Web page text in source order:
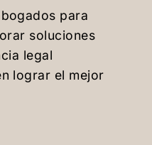
para
soluciones
legal
lograr el mejor